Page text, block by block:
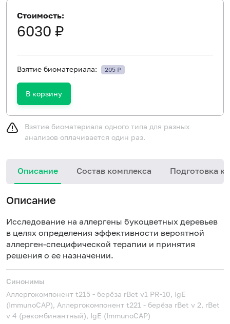
Стоимость:
6030 ₽
Взятие биоматериала: 205 ₽
В корзину
Взятие биоматериала одного типа для разных
анализов оплачивается один раз.
Описание Состав комплекса Подготовка к
Описание
Исследование на аллергены букоцветных деревьев
в целях определения эффективности вероятной
аллерген-специфической терапии и принятия
решения о ее назначении.
Синонимы
Аллергокомпонент t215 - берёза rBet v1 PR-10, IgE
(ImmunoCAP), Аллергокомпонент t221 - берёза rBet v 2, rBet
v 4 (рекомбинантный), IgE (ImmunoCAP)